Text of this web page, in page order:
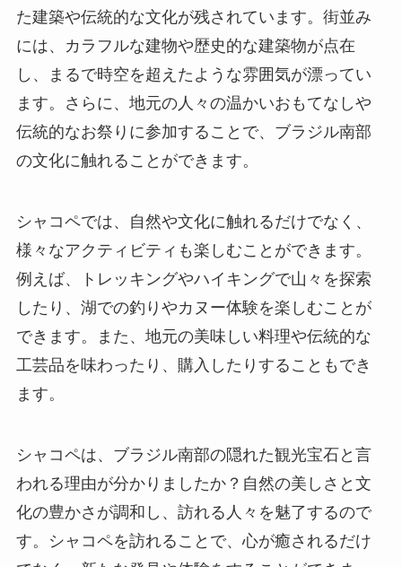
た建築や伝統的な文化が残されています。街並み
には、カラフルな建物や歴史的な建築物が点在
し、まるで時空を超えたような雰囲気が漂ってい
ます。さらに、地元の人々の温かいおもてなしや
伝統的なお祭りに参加することで、ブラジル南部
の文化に触れることができます。
シャコペでは、自然や文化に触れるだけでなく、
様々なアクティビティも楽しむことができます。
例えば、トレッキングやハイキングで山々を探索
したり、湖での釣りやカヌー体験を楽しむことが
できます。また、地元の美味しい料理や伝統的な
工芸品を味わったり、購入したりすることもでき
ます。
シャコペは、ブラジル南部の隠れた観光宝石と言
われる理由が分かりましたか？自然の美しさと文
化の豊かさが調和し、訪れる人々を魅了するので
す。シャコペを訪れることで、心が癒されるだけ